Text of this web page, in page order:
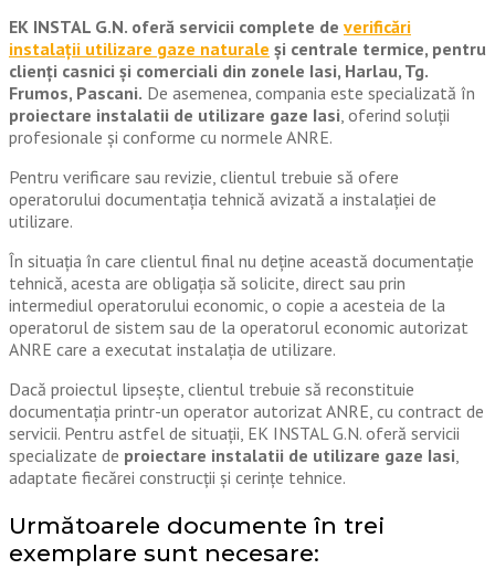
EK INSTAL G.N. oferă servicii complete de verificări
instalații utilizare gaze naturale și centrale termice, pentru
clienți casnici și comerciali din zonele Iasi, Harlau, Tg.
Frumos, Pascani. De asemenea, compania este specializată în
proiectare instalatii de utilizare gaze Iasi, oferind soluții
profesionale și conforme cu normele ANRE.
Pentru verificare sau revizie, clientul trebuie să ofere
operatorului documentația tehnică avizată a instalației de
utilizare.
În situația în care clientul final nu deține această documentație
tehnică, acesta are obligația să solicite, direct sau prin
intermediul operatorului economic, o copie a acesteia de la
operatorul de sistem sau de la operatorul economic autorizat
ANRE care a executat instalația de utilizare.
Dacă proiectul lipsește, clientul trebuie să reconstituie
documentația printr-un operator autorizat ANRE, cu contract de
servicii. Pentru astfel de situații, EK INSTAL G.N. oferă servicii
specializate de proiectare instalatii de utilizare gaze Iasi,
adaptate fiecărei construcții și cerințe tehnice.
Următoarele documente în trei
exemplare sunt necesare: